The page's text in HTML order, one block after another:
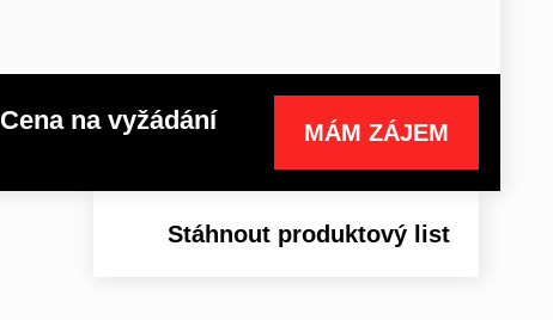
Cena na vyžádání MÁM ZÁJEM
Stáhnout produktový list